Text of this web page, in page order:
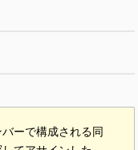
ーで構成される同